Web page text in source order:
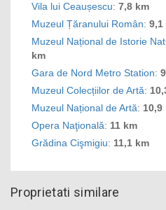
Vila lui Ceaușescu: 7,8 km
Muzeul Țăranului Român: 9,1
Muzeul Național de Istorie
km
Gara de Nord Metro Station:
Muzeul Colecțiilor de Artă:
Muzeul Național de Artă: 10,9
Opera Naţională: 11 km
Grădina Cişmigiu: 11,1 km
Proprietati similare